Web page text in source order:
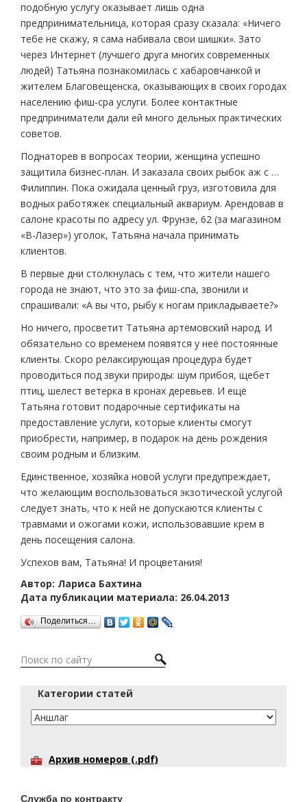
подобную услугу оказывает лишь одна
предпринимательница, которая сразу сказала: «Ничего
тебе не скажу, я сама набивала свои шишки». Зато
через Интернет (лучшего друга многих современных
людей) Татьяна познакомилась с хабаровчанкой и
жителем Благовещенска, оказывающих в своих городах
населению фиш-сра услуги. Более контактные
предприниматели дали ей много дельных практических
советов.
Поднаторев в вопросах теории, женщина успешно
защитила бизнес-план. И заказала своих рыбок аж с …
Филиппин. Пока ожидала ценный груз, изготовила для
водных работяжек специальный аквариум. Арендовав в
салоне красоты по адресу ул. Фрунзе, 62 (за магазином
«В-Лазер») уголок, Татьяна начала принимать
клиентов.
В первые дни столкнулась с тем, что жители нашего
города не знают, что это за фиш-спа, звонили и
спрашивали: «А вы что, рыбу к ногам прикладываете?»
Но ничего, просветит Татьяна артёмовский народ. И
обязательно со временем появятся у неё постоянные
клиенты. Скоро релаксирующая процедура будет
проводиться под звуки природы: шум прибоя, щебет
птиц, шелест ветерка в кронах деревьев. И ещё
Татьяна готовит подарочные сертификаты на
предоставление услуги, которые клиенты смогут
приобрести, например, в подарок на день рождения
своим родным и близким.
Единственное, хозяйка новой услуги предупреждает,
что желающим воспользоваться экзотической услугой
следует знать, что к ней не допускаются клиенты с
травмами и ожогами кожи, использовавшие крем в
день посещения салона.
Успехов вам, Татьяна! И процветания!
Автор: Лариса Бахтина
Дата публикации материала: 26.04.2013
Поделиться…
Категории статей
Архив номеров (.pdf)
Служба по контракту